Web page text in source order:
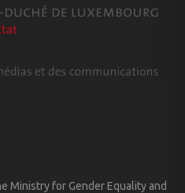
Ministry for Gender Equality and